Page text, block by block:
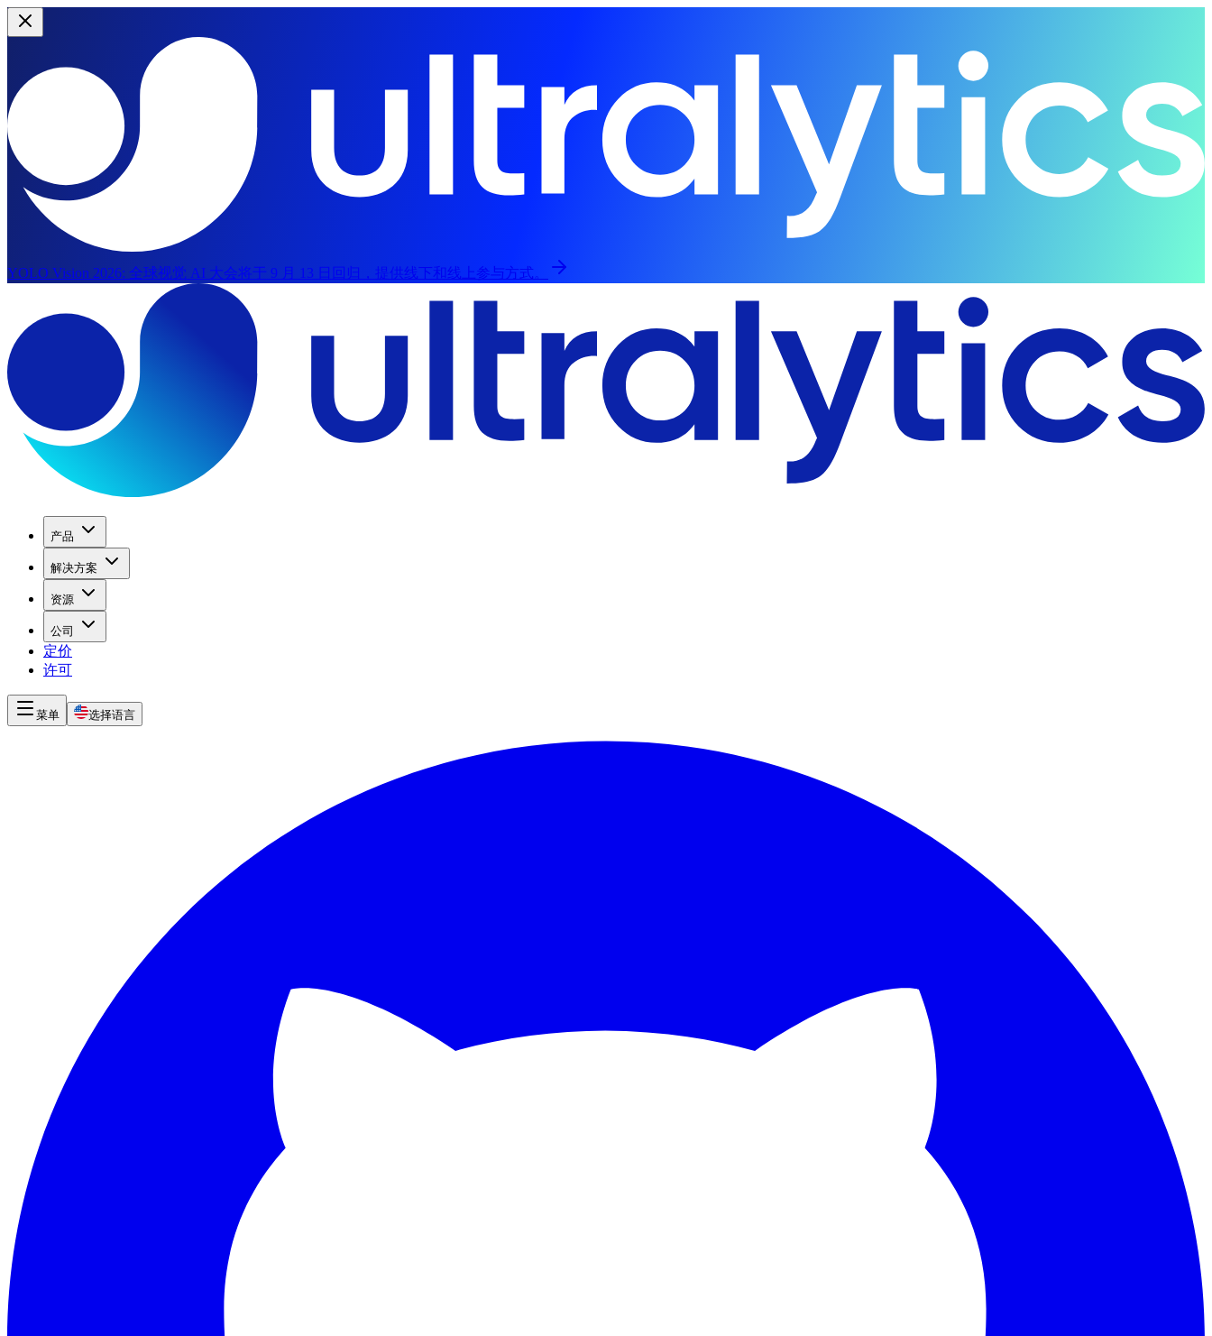
YOLO Vision 2026: 全球视觉 AI 大会将于 9 月 13 日回归，提供线下和线上参与方式。
产品
解决方案
资源
公司
定价
许可
菜单 选择语言